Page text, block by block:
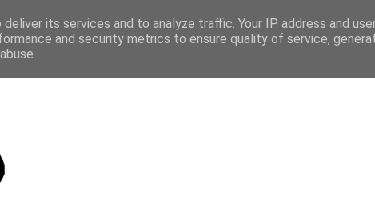
its services and to analyze traffic. Your IP address and
and security metrics to ensure quality of service,